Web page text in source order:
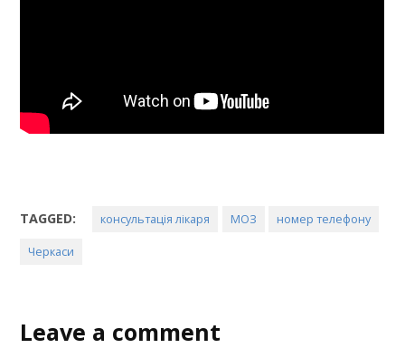
TAGGED: консультація лікаря МОЗ номер телефону
Черкаси
Leave a comment